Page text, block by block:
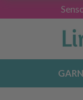
GARN